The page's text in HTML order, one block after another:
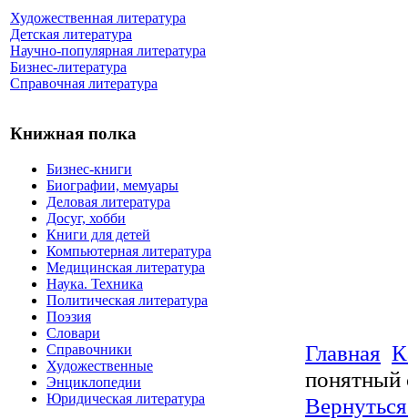
Художественная литература
Детская литература
Научно-популярная литература
Бизнес-литература
Справочная литература
Книжная полка
Бизнес-книги
Биографии, мемуары
Деловая литература
Досуг, хобби
Книги для детей
Компьютерная литература
Медицинская литература
Наука. Техника
Политическая литература
Поэзия
Словари
Справочники
Художественные
Энциклопедии
Юридическая литература
Главная
понятный